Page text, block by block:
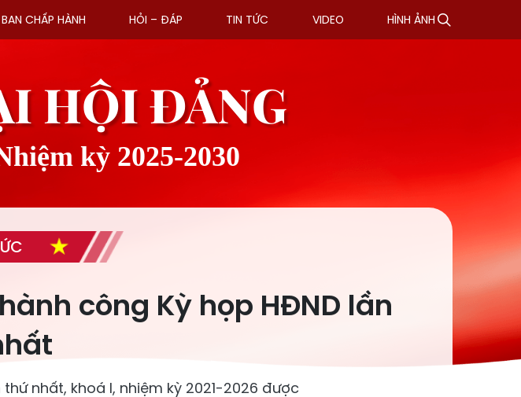
BAN CHẤP HÀNH HỎI – ĐÁP TIN TỨC VIDEO HÌNH ẢNH
HỘI ĐẢNG
kỳ 2025-2030
công Kỳ họp HĐND lần
nhất, khoá I, nhiệm kỳ 2021-2026 được